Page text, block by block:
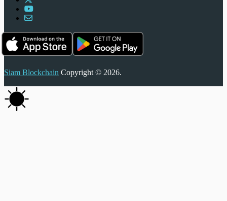
Siam Blockchain Copyright © 2026.